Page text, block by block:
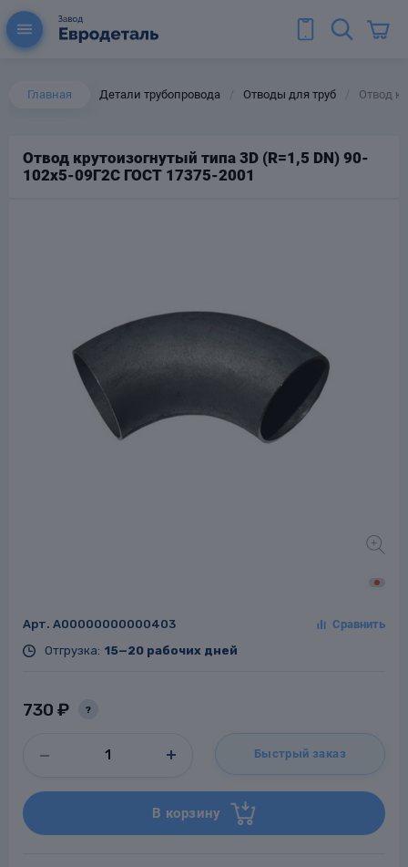
Главная Детали трубопровода Отводы для труб Отвод
Отвод крутоизогнутый типа 3D (R=1,5 DN) 90-
102х5-09Г2С ГОСТ 17375-2001
Арт. A00000000000403
Отгрузка: 15—20 рабочих дней
730 ₽ ?
Быстрый заказ
В корзину
для труб
стальные
Фланцы стальные